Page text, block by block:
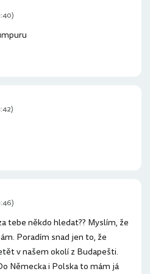
tebe někdo hledat?? Myslím, že
Poradím snad jen to, že
v našem okolí z Budapešti.
Německa i Polska to mám já